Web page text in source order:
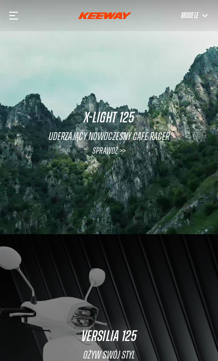
MODELE
X-LIGHT 125
Uderzający nowoczesny Cafe Racer
Sprawdź >>
VERSILIA 125
Ożyw swój styl